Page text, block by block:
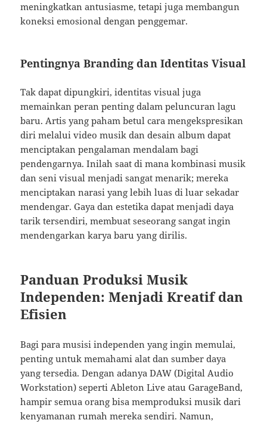
meningkatkan antusiasme, tetapi juga membangun
koneksi emosional dengan penggemar.
Pentingnya Branding dan Identitas Visual
Tak dapat dipungkiri, identitas visual juga
memainkan peran penting dalam peluncuran lagu
baru. Artis yang paham betul cara mengekspresikan
diri melalui video musik dan desain album dapat
menciptakan pengalaman mendalam bagi
pendengarnya. Inilah saat di mana kombinasi musik
dan seni visual menjadi sangat menarik; mereka
menciptakan narasi yang lebih luas di luar sekadar
mendengar. Gaya dan estetika dapat menjadi daya
tarik tersendiri, membuat seseorang sangat ingin
mendengarkan karya baru yang dirilis.
Panduan Produksi Musik
Independen: Menjadi Kreatif dan
Efisien
Bagi para musisi independen yang ingin memulai,
penting untuk memahami alat dan sumber daya
yang tersedia. Dengan adanya DAW (Digital Audio
Workstation) seperti Ableton Live atau GarageBand,
hampir semua orang bisa memproduksi musik dari
kenyamanan rumah mereka sendiri. Namun,